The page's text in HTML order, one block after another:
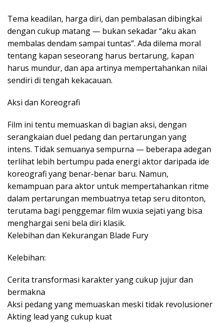
Tema keadilan, harga diri, dan pembalasan dibingkai
dengan cukup matang — bukan sekadar “aku akan
membalas dendam sampai tuntas”. Ada dilema moral
tentang kapan seseorang harus bertarung, kapan
harus mundur, dan apa artinya mempertahankan nilai
sendiri di tengah kekacauan.
Aksi dan Koreografi
Film ini tentu memuaskan di bagian aksi, dengan
serangkaian duel pedang dan pertarungan yang
intens. Tidak semuanya sempurna — beberapa adegan
terlihat lebih bertumpu pada energi aktor daripada ide
koreografi yang benar-benar baru. Namun,
kemampuan para aktor untuk mempertahankan ritme
dalam pertarungan membuatnya tetap seru ditonton,
terutama bagi penggemar film wuxia sejati yang bisa
menghargai seni bela diri klasik.
Kelebihan dan Kekurangan Blade Fury
Kelebihan:
Cerita transformasi karakter yang cukup jujur dan
bermakna
Aksi pedang yang memuaskan meski tidak revolusioner
Akting lead yang cukup kuat